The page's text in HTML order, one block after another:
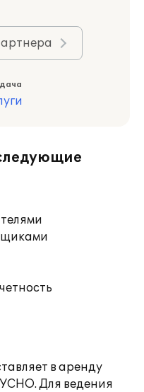
в аренду
Для ведения